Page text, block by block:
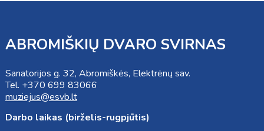
ABROMIŠKIŲ DVARO SVIRNAS
Sanatorijos g. 32, Abromiškės, Elektrėnų sav.
Tel. +370 699 83066
muziejus@esvb.lt
Darbo laikas (birželis-rugpjūtis)